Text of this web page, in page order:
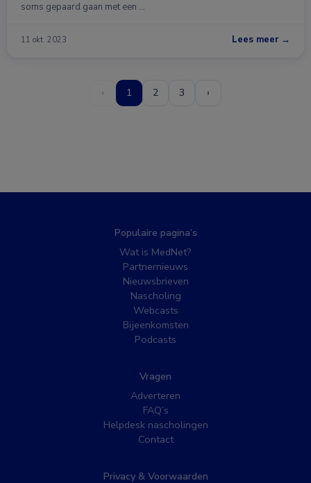
soms gepaard gaan met een …
11 okt. 2023 Lees meer →
‹ 1 2 3 ›
Populaire pagina’s
Wat is MedNet?
Partnernieuws
Nieuwsbrieven
Nascholing
Webcasts
Bijeenkomsten
Podcasts
Vragen
Adverteren
FAQ’s
Helpdesk nascholingen
Contact
Privacy & Voorwaarden